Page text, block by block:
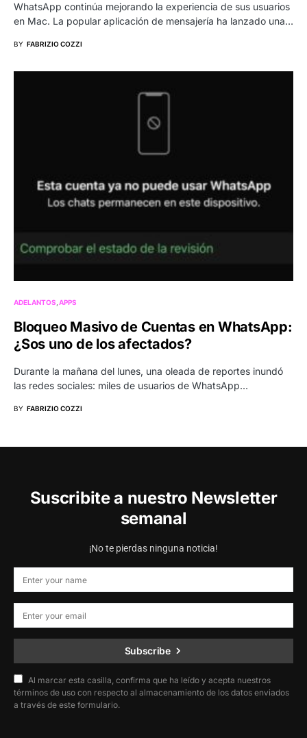
WhatsApp continúa mejorando la experiencia de sus usuarios
en Mac. La popular aplicación de mensajería ha lanzado una…
BY FABRIZIO COZZI
ADELANTOS APPS
Bloqueo Masivo de Cuentas en WhatsApp:
¿Sos uno de los afectados?
Durante la mañana del lunes, una oleada de reportes inundó
las redes sociales: miles de usuarios de WhatsApp…
BY FABRIZIO COZZI
Suscribite a nuestro Newsletter
semanal
¡No te pierdas ninguna noticia!
Subscribe
Al marcar esta casilla, confirma que ha leído y acepta nuestros
términos de uso con respecto al almacenamiento de los datos enviados
a través de este formulario.